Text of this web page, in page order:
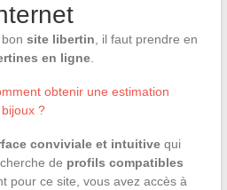
site libertin, il faut prendre en
en ligne.
obtenir une estimation
?
conviviale et intuitivequi
de profils compatibles
pour ce site, vous avez accès à